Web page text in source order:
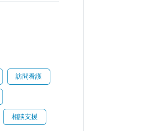
訪問看護
相談支援